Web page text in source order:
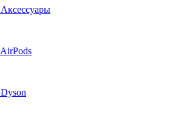
Аксессуары
AirPods
Dyson